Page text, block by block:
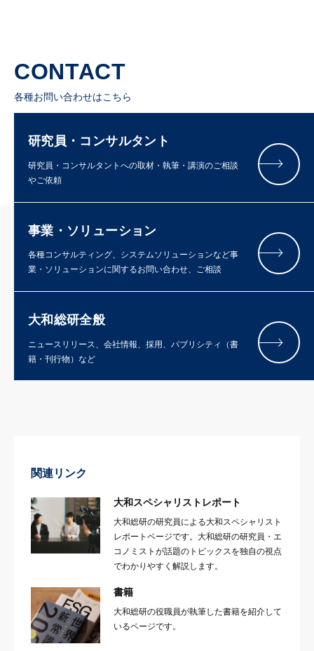
CONTACT
各種お問い合わせはこちら
研究員・コンサルタント
研究員・コンサルタントへの取材・執筆・講演のご相談
やご依頼
事業・ソリューション
各種コンサルティング、システムソリューションなど事
業・ソリューションに関するお問い合わせ、ご相談
大和総研全般
ニュースリリース、会社情報、採用、パブリシティ（書
籍・刊行物）など
関連リンク
大和スペシャリストレポート
大和総研の研究員による大和スペシャリスト
レポートページです。大和総研の研究員・エ
コノミストが話題のトピックスを独自の視点
でわかりやすく解説します。
書籍
大和総研の役職員が執筆した書籍を紹介して
いるページです。